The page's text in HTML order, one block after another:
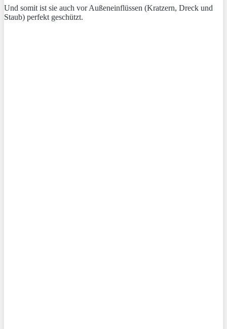
Und somit ist sie auch vor Außeneinflüssen (Kratzern, Dreck und
Staub) perfekt geschützt.